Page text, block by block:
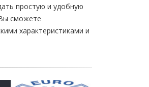
простую и удобную
сможете
характеристиками и